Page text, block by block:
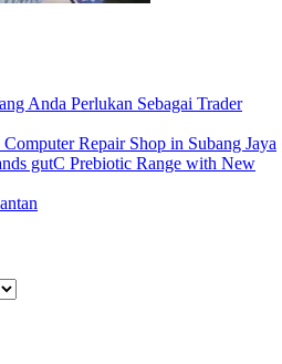
Anda Perlukan Sebagai Trader
Repair Shop in Subang Jaya
gutC Prebiotic Range with New